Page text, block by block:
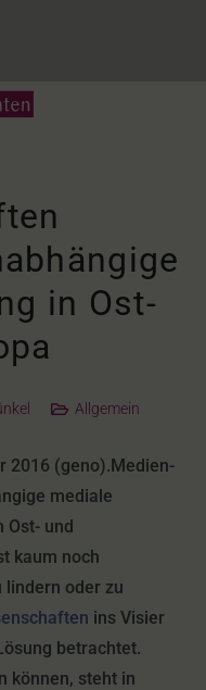
in Ost-
Allgemein
2016 (geno).Medien-
mediale
Ost- und
kaum noch
lindern oder zu
ins Visier
betrachtet.
können, steht in